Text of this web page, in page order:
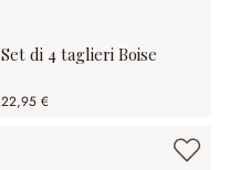
Set di 4 taglieri Boise
22,95 €